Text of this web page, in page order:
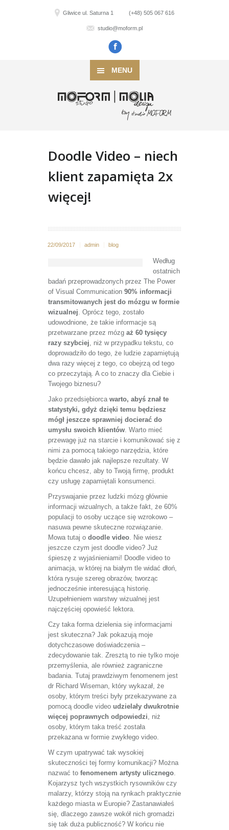
Gliwice ul. Saturna 1 (+48) 505 067 616
studio@moform.pl
MENU
Doodle Video – niech
klient zapamięta 2x
więcej!
22/09/2017 admin blog
Według
ostatnich
badań przeprowadzonych przez The Power
of Visual Communication 90% informacji
transmitowanych jest do mózgu w formie
wizualnej. Oprócz tego, zostało
udowodnione, że takie informacje są
przetwarzane przez mózg aż 60 tysięcy
razy szybciej, niż w przypadku tekstu, co
doprowadziło do tego, że ludzie zapamiętują
dwa razy więcej z tego, co obejrzą od tego
co przeczytają. A co to znaczy dla Ciebie i
Twojego biznesu?
Jako przedsiębiorca warto, abyś znał te
statystyki, gdyż dzięki temu będziesz
mógł jeszcze sprawniej docierać do
umysłu swoich klientów. Warto mieć
przewagę już na starcie i komunikować się z
nimi za pomocą takiego narzędzia, które
będzie dawało jak najlepsze rezultaty. W
końcu chcesz, aby to Twoją firmę, produkt
czy usługę zapamiętali konsumenci.
Przyswajanie przez ludzki mózg głównie
informacji wizualnych, a także fakt, że 60%
populacji to osoby uczące się wzrokowo –
nasuwa pewne skuteczne rozwiązanie.
Mowa tutaj o doodle video. Nie wiesz
jeszcze czym jest doodle video? Już
śpieszę z wyjaśnieniami! Doodle video to
animacja, w której na białym tle widać dłoń,
która rysuje szereg obrazów, tworząc
jednocześnie interesującą historię.
Uzupełnieniem warstwy wizualnej jest
najczęściej opowieść lektora.
Czy taka forma dzielenia się informacjami
jest skuteczna? Jak pokazują moje
dotychczasowe doświadczenia –
zdecydowanie tak. Zresztą to nie tylko moje
przemyślenia, ale również zagraniczne
badania. Tutaj prawdziwym fenomenem jest
dr Richard Wiseman, który wykazał, że
osoby, którym treści były przekazywane za
pomocą doodle video udzielały dwukrotnie
więcej poprawnych odpowiedzi, niż
osoby, którym taka treść została
przekazana w formie zwykłego video.
W czym upatrywać tak wysokiej
skuteczności tej formy komunikacji? Można
nazwać to fenomenem artysty ulicznego.
Kojarzysz tych wszystkich rysowników czy
malarzy, którzy stoją na rynkach praktycznie
każdego miasta w Europie? Zastanawiałeś
się, dlaczego zawsze wokół nich gromadzi
się tak duża publiczność? W końcu nie